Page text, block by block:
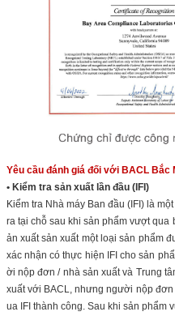
Yêu cầu đánh giá đối với BACL Bắc
• Kiểm tra sản xuất lần đầu (IFI)
Kiểm tra Nhà máy Ban đầu (IFI) là
ra tại chỗ sau khi sản phẩm vượt qua
ản xuất sản xuất một loại sản phẩm
xác nhận có thực hiện IFI cho sản
ời nộp đơn / nhà sản xuất và Trung
xuất với BACL, nhưng người nộp
ua IFI thành công. Sau khi sản phẩm